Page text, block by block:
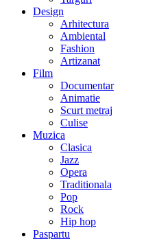
Design
Arhitectura
Ambiental
Fashion
Artizanat
Film
Documentar
Animatie
Scurt metraj
Culise
Muzica
Clasica
Jazz
Opera
Traditionala
Pop
Rock
Hip hop
Paspartu